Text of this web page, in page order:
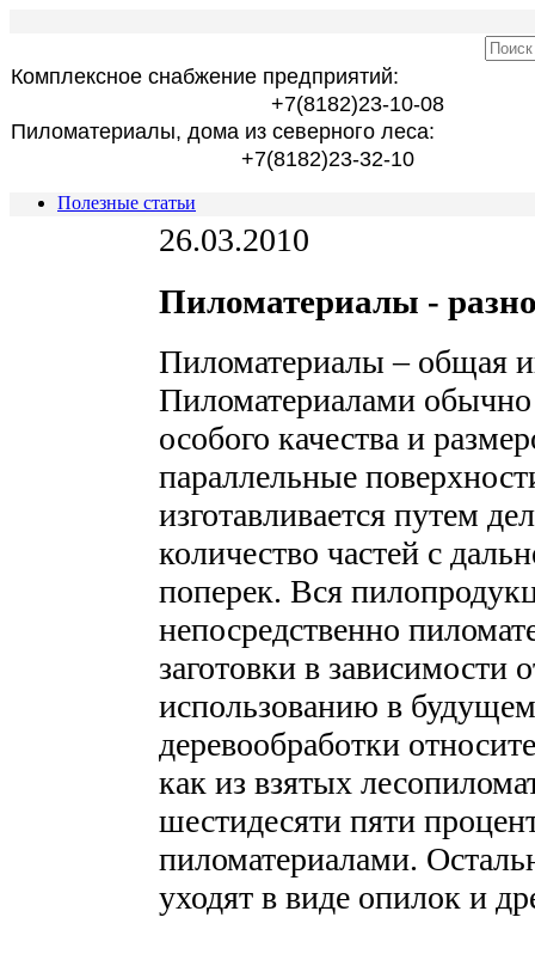
Комплексное снабжение предприятий:
+7(8182)23-10-08
Пиломатериалы, дома из северного леса:
+7(8182)23-32-10
Полезные статьи
26.03.2010
Пиломатериалы -
Пиломатериалы – общая
Пиломатериалами
особого качества и
параллельные
изготавливается путем
количество частей с
поперек. Вся
непосредственно
заготовки в зависимости
использованию в
деревообработки
как из взятых
шестидесяти пяти
пиломатериалами.
уходят в виде опилок и